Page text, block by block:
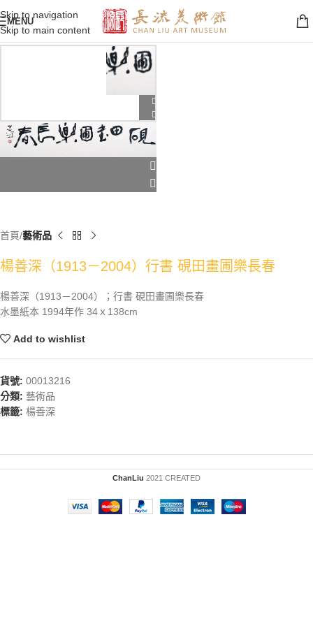
Skip to navigation
Skip to main content
MENU
首頁 藝術品
楊善深（1913－2004）行書 硯田畫圃樂長春
楊善深（1913－2004）；行書 硯田畫圃樂長春
水墨紙本 1994年作 34ｘ138cm
Add to wishlist
貨號: 00013216
分類: 藝術品
標籤: 楊善深
ChanLiu 2021 CREATED